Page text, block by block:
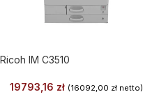
Ricoh IM C3510
19793,16 zł (16092,00 zł netto)